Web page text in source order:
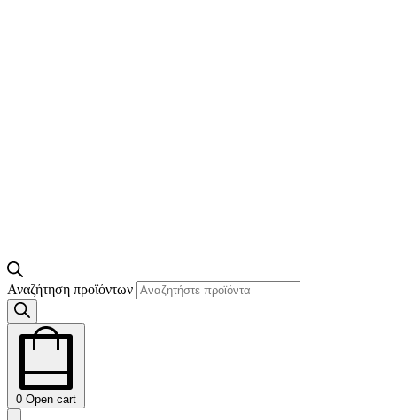
Αναζήτηση προϊόντων
0 Open cart